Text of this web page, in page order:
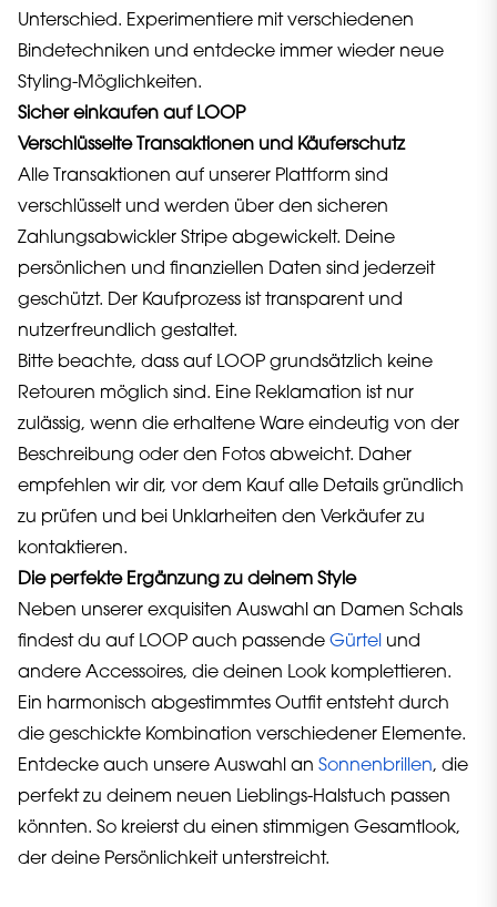
Unterschied. Experimentiere mit verschiedenen
Bindetechniken und entdecke immer wieder neue
Styling-Möglichkeiten.
Sicher einkaufen auf LOOP
Verschlüsselte Transaktionen und Käuferschutz
Alle Transaktionen auf unserer Plattform sind
verschlüsselt und werden über den sicheren
Zahlungsabwickler Stripe abgewickelt. Deine
persönlichen und finanziellen Daten sind jederzeit
geschützt. Der Kaufprozess ist transparent und
nutzerfreundlich gestaltet.
Bitte beachte, dass auf LOOP grundsätzlich keine
Retouren möglich sind. Eine Reklamation ist nur
zulässig, wenn die erhaltene Ware eindeutig von der
Beschreibung oder den Fotos abweicht. Daher
empfehlen wir dir, vor dem Kauf alle Details gründlich
zu prüfen und bei Unklarheiten den Verkäufer zu
kontaktieren.
Die perfekte Ergänzung zu deinem Style
Neben unserer exquisiten Auswahl an Damen Schals
findest du auf LOOP auch passende Gürtel und
andere Accessoires, die deinen Look komplettieren.
Ein harmonisch abgestimmtes Outfit entsteht durch
die geschickte Kombination verschiedener Elemente.
Entdecke auch unsere Auswahl an Sonnenbrillen, die
perfekt zu deinem neuen Lieblings-Halstuch passen
könnten. So kreierst du einen stimmigen Gesamtlook,
der deine Persönlichkeit unterstreicht.